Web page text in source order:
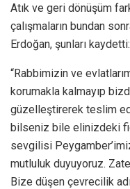
Atık ve geri dönüşüm
çalışmaların bundan
Erdoğan, şunları kaydetti:
“Rabbimizin ve
korumakla kalmayıp
güzelleştirerek teslim
bilseniz bile elinizdeki
sevgilisi
mutluluk duyuyoruz.
Bize düşen çevrecilik